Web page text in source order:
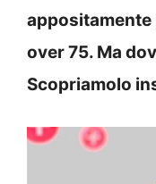
appositamente
over 75. Ma
Scopriamolo